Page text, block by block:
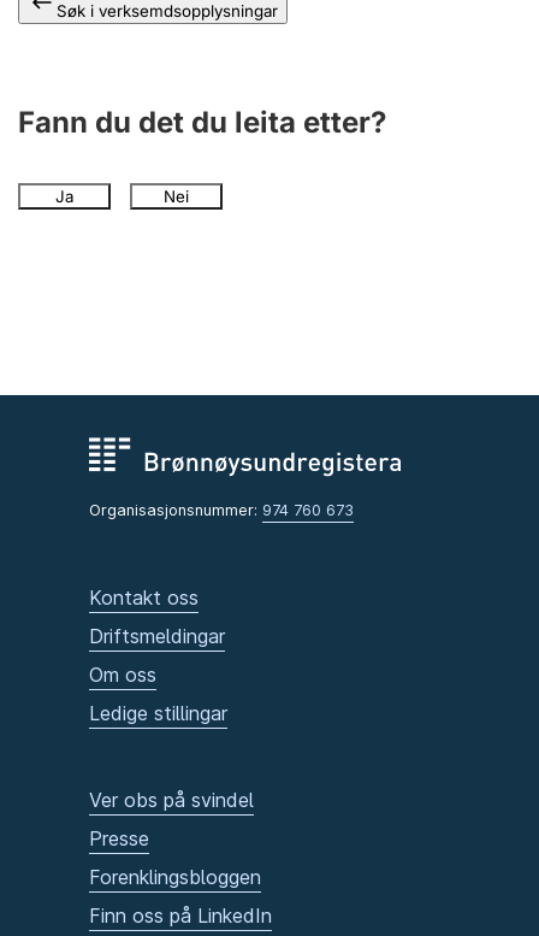
Søk i verksemdsopplysningar
Fann du det du leita etter?
Ja Nei
Organisasjonsnummer: 974 760 673
Kontakt oss
Driftsmeldingar
Om oss
Ledige stillingar
Ver obs på svindel
Presse
Forenklingsbloggen
Finn oss på LinkedIn